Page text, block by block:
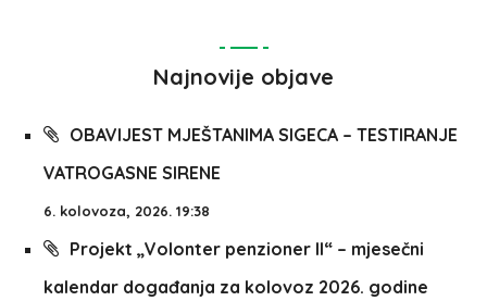
Najnovije objave
OBAVIJEST MJEŠTANIMA SIGECA – TESTIRANJE
VATROGASNE SIRENE
6. kolovoza, 2026. 19:38
Projekt „Volonter penzioner II“ – mjesečni
kalendar događanja za kolovoz 2026. godine